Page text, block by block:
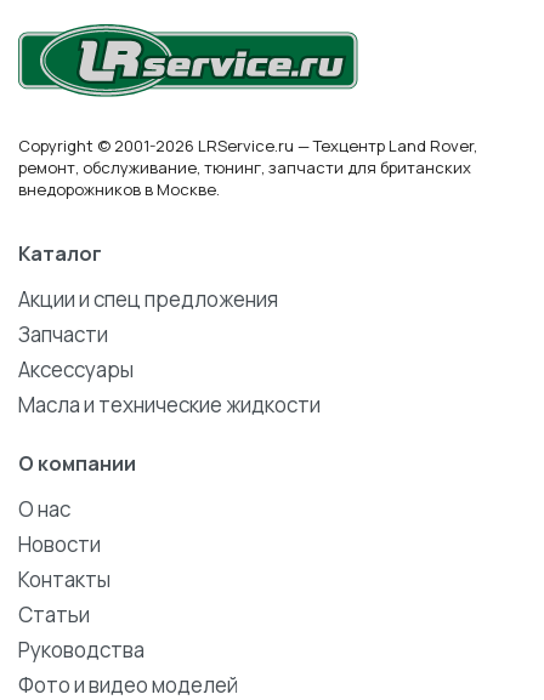
Copyright © 2001-2026 LRService.ru — Техцентр Land Rover,
ремонт, обслуживание, тюнинг, запчасти для британских
внедорожников в Москве.
Каталог
Акции и спец предложения
Запчасти
Аксессуары
Масла и технические жидкости
О компании
О нас
Новости
Контакты
Статьи
Руководства
Фото и видео моделей